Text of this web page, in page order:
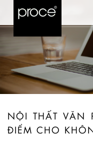
NỘI THẤT VĂN
ĐIỂM CHO